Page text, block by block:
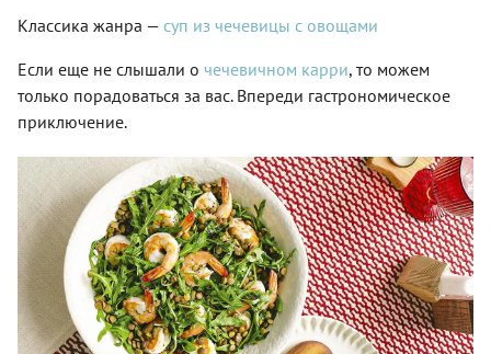
Классика жанра — суп из чечевицы с овощами
Если еще не слышали о чечевичном карри, то можем
только порадоваться за вас. Впереди гастрономическое
приключение.